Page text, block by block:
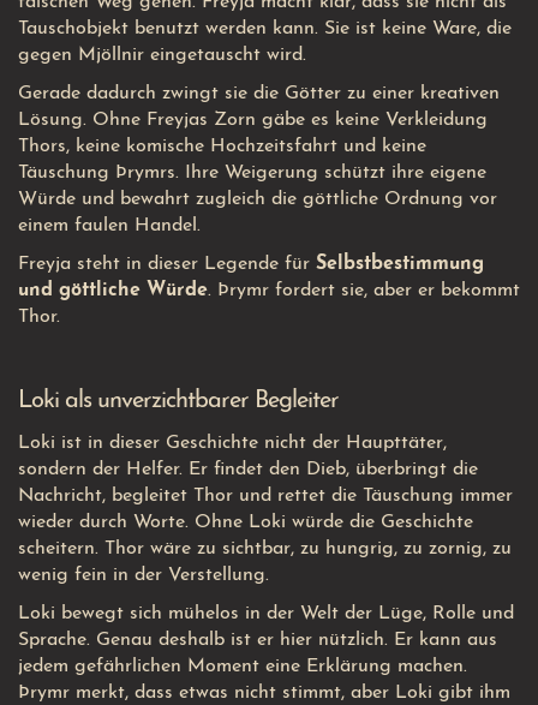
Tauschobjekt benutzt werden kann. Sie ist keine Ware, die
gegen Mjöllnir eingetauscht wird.
Gerade dadurch zwingt sie die Götter zu einer kreativen
Lösung. Ohne Freyjas Zorn gäbe es keine Verkleidung
Thors, keine komische Hochzeitsfahrt und keine
Täuschung Þrymrs. Ihre Weigerung schützt ihre eigene
Würde und bewahrt zugleich die göttliche Ordnung vor
einem faulen Handel.
Freyja steht in dieser Legende für Selbstbestimmung
und göttliche Würde. Þrymr fordert sie, aber er bekommt
Thor.
Loki als unverzichtbarer Begleiter
Loki ist in dieser Geschichte nicht der Haupttäter,
sondern der Helfer. Er findet den Dieb, überbringt die
Nachricht, begleitet Thor und rettet die Täuschung immer
wieder durch Worte. Ohne Loki würde die Geschichte
scheitern. Thor wäre zu sichtbar, zu hungrig, zu zornig, zu
wenig fein in der Verstellung.
Loki bewegt sich mühelos in der Welt der Lüge, Rolle und
Sprache. Genau deshalb ist er hier nützlich. Er kann aus
jedem gefährlichen Moment eine Erklärung machen.
Þrymr merkt, dass etwas nicht stimmt, aber Loki gibt ihm